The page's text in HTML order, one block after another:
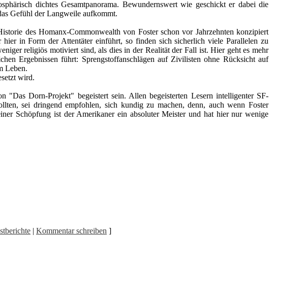
dichtes Gesamtpanorama. Bewundernswert wie geschickt er dabei die
Gefühl der Langweile aufkommt.
des Homanx-Commonwealth von Foster schon vor Jahrzehnten konzipiert
in Form der Attentäter einführt, so finden sich sicherlich viele Parallelen zu
religiös motiviert sind, als dies in der Realität der Fall ist. Hier geht es mehr
Ergebnissen führt: Sprengstoffanschlägen auf Zivilisten ohne Rücksicht auf
Leben.
wird.
Dorn-Projekt" begeistert sein. Allen begeisterten Lesern intelligenter SF-
sei dringend empfohlen, sich kundig zu machen, denn, auch wenn Foster
Schöpfung ist der Amerikaner ein absoluter Meister und hat hier nur wenige
| Kommentar schreiben ]